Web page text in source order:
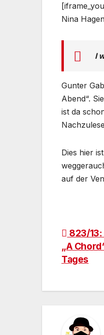
Nina
I
Gunter
Abend“.
ist da
Dies hier
auf der
823/
„A
Tages